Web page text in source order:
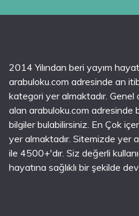
2014 Yılından beri yayım
arabuloku.com adresinde an
kategori yer almaktadır.
alan arabuloku.com adresinde
bilgiler bulabilirsiniz. En Çok
yer almaktadır. Sitemizde yer
ile 4500+'dır. Siz değerli
hayatına sağlıklı bir şekilde